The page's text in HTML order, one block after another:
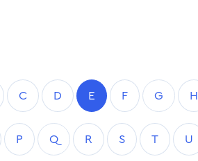
C D E F G H
P Q R S T U